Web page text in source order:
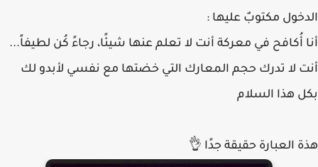
الدخول مكتوبٌ عليها :
أنا أُكافح في معركة أنت لا تعلم عنها شيئًا، رجاءً كُن لطيفاً...
أنت لا تدرك حجم المعارك التي خضتها مع نفسي لأبدو لك
بكل هذا السلام
هذة العبارة حقيقة جدًا 👌